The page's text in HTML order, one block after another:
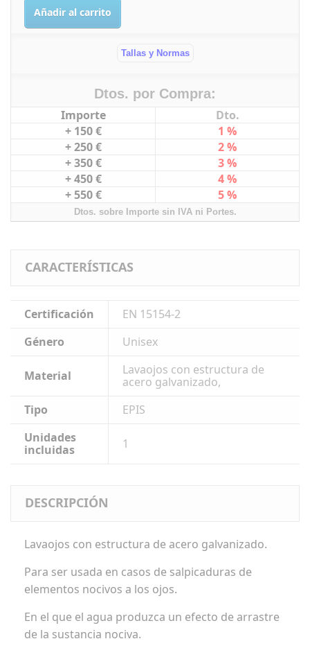
Añadir al carrito
Tallas y Normas
Dtos. por Compra:
Importe
Dto.
+ 150 €
1 %
+ 250 €
2 %
+ 350 €
3 %
+ 450 €
4 %
+ 550 €
5 %
Dtos. sobre Importe sin IVA ni Portes.
CARACTERÍSTICAS
Certificación
EN 15154-2
Género
Unisex
Material
Lavaojos con estructura de
acero galvanizado,
Tipo
EPIS
Unidades
incluidas
1
DESCRIPCIÓN
Lavaojos con estructura de acero galvanizado.
Para ser usada en casos de salpicaduras de
elementos nocivos a los ojos.
En el que el agua produzca un efecto de arrastre
de la sustancia nociva.